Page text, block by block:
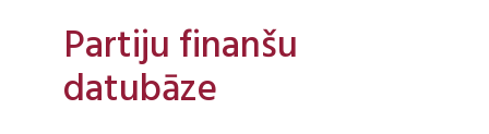
Partiju finanšu
datubāze